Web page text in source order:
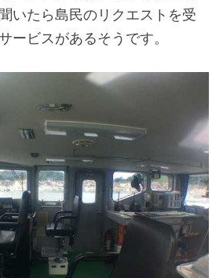
いたら島民のリクエストを受
ービスがあるそうです。